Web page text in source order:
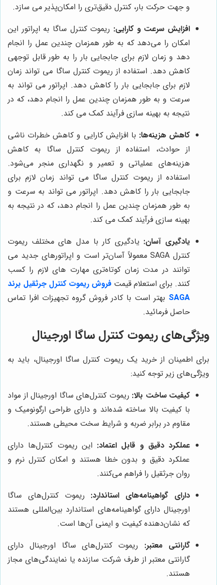
و جهت حرکت بار، کنترل دقیق‌تری را امکان‌پذیر می سازد.
افزایش سرعت و کارایی: ریموت کنترل ساگا به اپراتور این
امکان را می‌دهد که به طور همزمان چندین عمل را انجام
دهد و زمان لازم برای جابجایی بار را به طور قابل توجهی
کاهش دهد. استفاده از ریموت کنترل ساگا می تواند زمان
لازم برای جابجایی بار را کاهش دهد. اپراتور می تواند به
سرعت و به طور همزمان چندین عمل را انجام دهد، که در
نتیجه به بهینه سازی فرآیند کمک می کند.
کاهش هزینه‌ها: با افزایش کارایی و کاهش خطرات ناشی
از حوادث، استفاده از ریموت کنترل ساگا به کاهش
هزینه‌های عملیاتی و تعمیر و نگهداری منجر می‌شود.
استفاده از ریموت کنترل ساگا می تواند زمان لازم برای
جابجایی بار را کاهش دهد. اپراتور می تواند به سرعت و
به طور همزمان چندین عمل را انجام دهد، که در نتیجه به
بهینه سازی فرآیند کمک می کند.
یادگیری آسان: یادگیری کار با مدل های مختلف ریموت
کنترل SAGA معمولاً آسان‌تر است و اپراتورهای جدید می
توانند در مدت زمان کوتاه‌تری مهارت های لازم را کسب
کنند. برای استعلام قیمت فروش ریموت کنترل جرثقیل برند
SAGA بهتر است با کادر فروش گروه تجهیزات افرا تماس
حاصل فرمائید.
ویژگی‌های ریموت کنترل ساگا اورجینال
برای اطمینان از خرید یک ریموت کنترل ساگا اورجینال، باید به
ویژگی‌های زیر توجه کنید:
کیفیت ساخت بالا: ریموت کنترل‌های ساگا اورجینال از مواد
با کیفیت بالا ساخته شده‌اند و دارای طراحی ارگونومیک و
مقاوم در برابر ضربه و شرایط سخت محیطی هستند.
عملکرد دقیق و قابل اعتماد: این ریموت کنترل‌ها دارای
عملکرد دقیق و بدون خطا هستند و امکان کنترل نرم و
روان جرثقیل را فراهم می‌کنند.
دارای گواهینامه‌های استاندارد: ریموت کنترل‌های ساگا
اورجینال دارای گواهینامه‌های استاندارد بین‌المللی هستند
که نشان‌دهنده کیفیت و ایمنی آن‌ها است.
گارانتی معتبر: ریموت کنترل‌های ساگا اورجینال دارای
گارانتی معتبر از طرف شرکت سازنده یا نمایندگی‌های مجاز
هستند.